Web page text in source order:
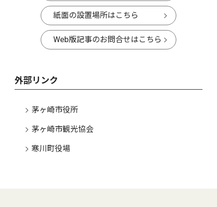
紙面の設置場所はこちら
Web版記事のお問合せはこちら
外部リンク
茅ヶ崎市役所
茅ヶ崎市観光協会
寒川町役場